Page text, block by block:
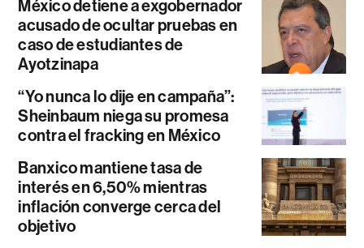
México detiene a exgobernador
acusado de ocultar pruebas en
caso de estudiantes de
Ayotzinapa
“Yo nunca lo dije en campaña”:
Sheinbaum niega su promesa
contra el fracking en México
Banxico mantiene tasa de
interés en 6,50% mientras
inflación converge cerca del
objetivo